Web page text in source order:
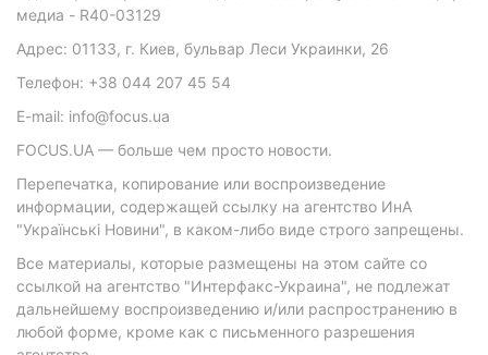
медиа - R40-03129
Адрес: 01133, г. Киев, бульвар Леси Украинки, 26
Телефон: +38 044 207 45 54
E-mail: info@focus.ua
FOCUS.UA — больше чем просто новости.
Перепечатка, копирование или воспроизведение
информации, содержащей ссылку на агентство ИнА
"Українські Новини", в каком-либо виде строго запрещены.
Все материалы, которые размещены на этом сайте со
ссылкой на агентство "Интерфакс-Украина", не подлежат
дальнейшему воспроизведению и/или распространению в
любой форме, кроме как с письменного разрешения